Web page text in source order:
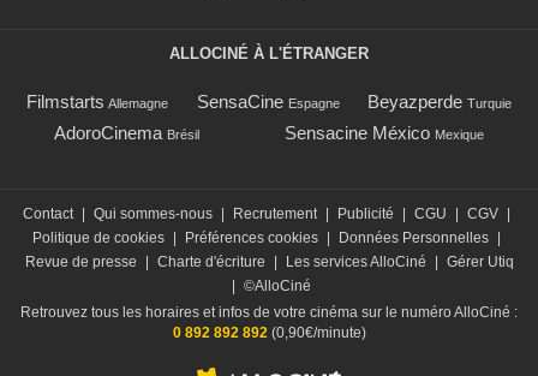
ALLOCINÉ À L'ÉTRANGER
Filmstarts Allemagne SensaCine Espagne Beyazperde Turquie
AdoroCinema Brésil Sensacine México Mexique
Contact | Qui sommes-nous | Recrutement | Publicité | CGU | CGV |
Politique de cookies | Préférences cookies | Données Personnelles |
Revue de presse
| Charte d'écriture | Les services AlloCiné | Gérer Utiq
| ©AlloCiné
Retrouvez tous les horaires et infos de votre cinéma sur le numéro AlloCiné :
0 892 892 892(0,90€/minute)